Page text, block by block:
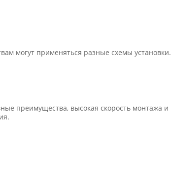
могут применяться разные схемы установки.
преимущества, высокая скорость монтажа